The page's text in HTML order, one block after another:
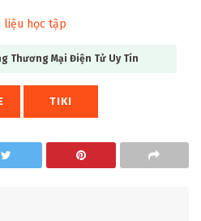
liệu học tập
Thương Mại Điện Tử Uy Tín
TIKI